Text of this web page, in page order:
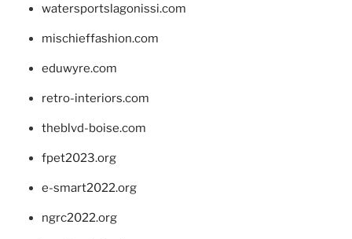
watersportslagonissi.com
mischieffashion.com
eduwyre.com
retro-interiors.com
theblvd-boise.com
fpet2023.org
e-smart2022.org
ngrc2022.org